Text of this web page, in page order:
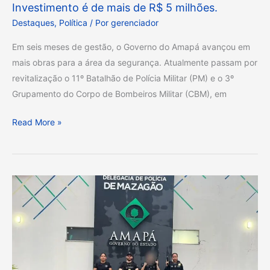
Investimento é de mais de R$ 5 milhões.
Destaques, Política / Por gerenciador
Em seis meses de gestão, o Governo do Amapá avançou em
mais obras para a área da segurança. Atualmente passam por
revitalização o 11º Batalhão de Polícia Militar (PM) e o 3º
Grupamento do Corpo de Bombeiros Militar (CBM), em
meses,
o
ritmo
das
obras
para
os
da
Polícia
Militar
Corpo
Read More »
EM
MAZAGÃO,
POLÍCIA